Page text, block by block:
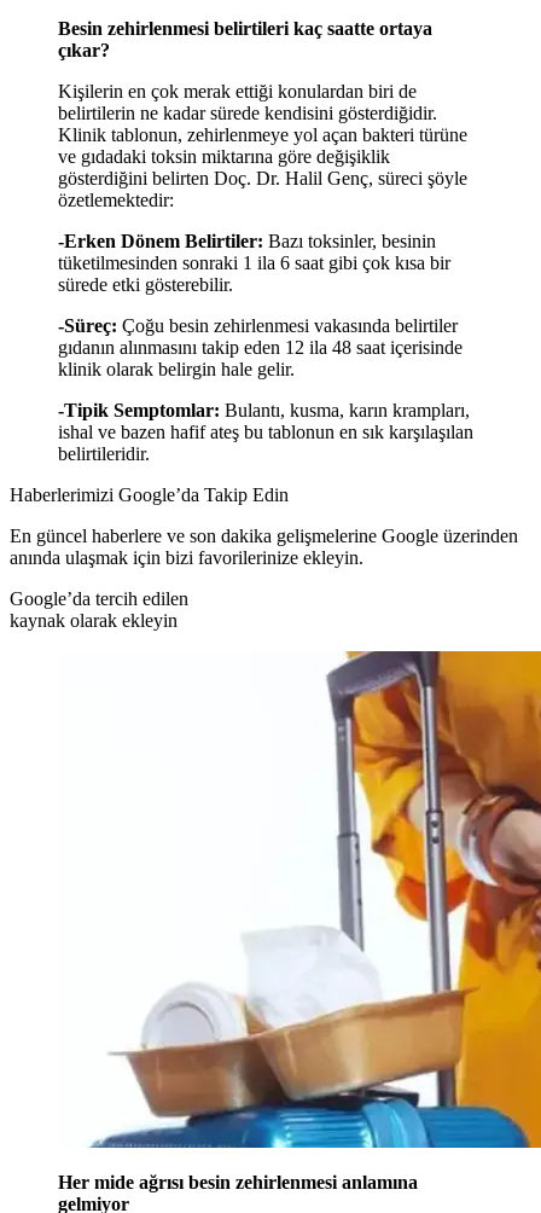
Besin zehirlenmesi belirtileri kaç saatte ortaya
çıkar?
Kişilerin en çok merak ettiği konulardan biri de
belirtilerin ne kadar sürede kendisini gösterdiğidir.
Klinik tablonun, zehirlenmeye yol açan bakteri türüne
ve gıdadaki toksin miktarına göre değişiklik
gösterdiğini belirten Doç. Dr. Halil Genç, süreci şöyle
özetlemektedir:
-Erken Dönem Belirtiler: Bazı toksinler, besinin
tüketilmesinden sonraki 1 ila 6 saat gibi çok kısa bir
sürede etki gösterebilir.
-Süreç: Çoğu besin zehirlenmesi vakasında belirtiler
gıdanın alınmasını takip eden 12 ila 48 saat içerisinde
klinik olarak belirgin hale gelir.
-Tipik Semptomlar: Bulantı, kusma, karın krampları,
ishal ve bazen hafif ateş bu tablonun en sık karşılaşılan
belirtileridir.
Haberlerimizi Google’da Takip Edin
En güncel haberlere ve son dakika gelişmelerine Google üzerinden
anında ulaşmak için bizi favorilerinize ekleyin.
Google’da tercih edilen
kaynak olarak ekleyin
Her mide ağrısı besin zehirlenmesi anlamına
gelmiyor